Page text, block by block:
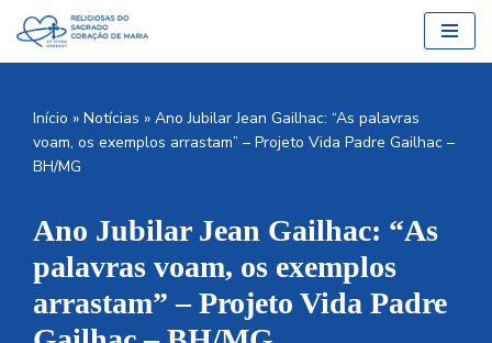
Pular
conteúdo
Início » Notícias » Ano Jubilar Jean Gailhac: “As palavras
voam, os exemplos arrastam” – Projeto Vida Padre Gailhac –
BH/MG
Ano Jubilar Jean Gailhac: “As
palavras voam, os exemplos
arrastam” – Projeto Vida Padre